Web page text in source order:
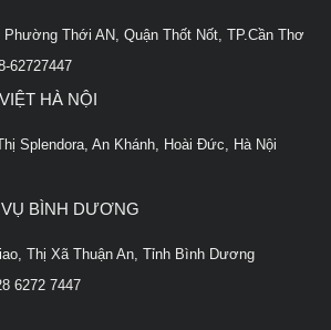
Thới AN, Quận Thốt Nốt, TP.Cần Thơ
62727447
HÀ NỘI
Splendora, An Khánh, Hoài Đức, Hà Nội
BÌNH DƯƠNG
Thị Xã Thuận An, Tỉnh Bình Dương
6272 7447